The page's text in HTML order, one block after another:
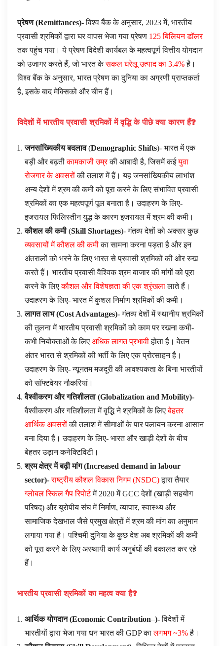
प्रेषण (Remittances)-विश्व बैंक के अनुसार, 2023 में, भारतीय
प्रवासी श्रमिकों द्वारा घर वापस भेजा गया प्रेषण 125 बिलियन डॉलर
तक पहुंच गया। ये प्रेषण विदेशी कार्यबल के महत्वपूर्ण वित्तीय योगदान
को उजागर करते हैं, जो भारत केसकल घरेलू उत्पाद का 3.4%है।
विश्व बैंक के अनुसार, भारत प्रेषण का दुनिया का अग्रणी प्राप्तकर्ता
है, इसके बाद मेक्सिको और चीन हैं।
विदेशों में भारतीय प्रवासी श्रमिकों में वृद्धि के पीछे क्या कारण हैं?
जनसांख्यिकीय बदलाव(Demographic Shifts)- भारत में एक
बड़ी और बढ़तीकामकाजी उम्रकी आबादी है, जिसमें कईयुवा
रोजगार के अवसरोंकी तलाश में हैं। यह जनसांख्यिकीय लाभांश
अन्य देशों में श्रम की कमी को पूरा करने के लिए संभावित प्रवासी
श्रमिकों का एक महत्वपूर्ण पूल बनाता है। उदाहरण के लिए-
इजरायल फिलिस्तीन युद्ध के कारण इजरायल में श्रम की कमी।
कौशल की कमी(Skill Shortages)- गंतव्य देशों को अक्सर कुछ
व्यवसायों में कौशल की कमीका सामना करना पड़ता है और इन
अंतरालों को भरने के लिए भारत से प्रवासी श्रमिकों की ओर रुख
करते हैं। भारतीय प्रवासी वैश्विक श्रम बाजार की मांगों को पूरा
करने के लिएकौशल और विशेषज्ञता की एक श्रृंखलालाते हैं।
उदाहरण के लिए- भारत में कुशल निर्माण श्रमिकों की कमी।
लागत लाभ (Cost Advantages)-गंतव्य देशों में स्थानीय श्रमिकों
की तुलना में भारतीय प्रवासी श्रमिकों को काम पर रखना कभी-
कभी नियोक्ताओं के लिए अधिक लागत प्रभावीहोता है। वेतन
अंतर भारत से श्रमिकों की भर्ती के लिए एक प्रोत्साहन है।
उदाहरण के लिए- न्यूनतम मजदूरी की आवश्यकता के बिना भारतीयों
को सॉफ्टवेयर नौकरियां।
वैश्वीकरण और गतिशीलता (Globalization and Mobility)-
वैश्वीकरण और गतिशीलता में वृद्धि ने श्रमिकों के लिएबेहतर
आर्थिक अवसरोंकी तलाश में सीमाओं के पार पलायन करना आसान
बना दिया है। उदाहरण के लिए- भारत और खाड़ी देशों के बीच
बेहतर उड़ान कनेक्टिविटी।
श्रम क्षेत्र में बढ़ी मांग (Increased demand in labour
sector)- राष्ट्रीय कौशल विकास निगम (NSDC)द्वारा तैयार
ग्लोबल स्किल गैप रिपोर्टमें 2020 में GCC देशों (खाड़ी सहयोग
परिषद) और यूरोपीय संघ में निर्माण, व्यापार, स्वास्थ्य और
सामाजिक देखभाल जैसे प्रमुख क्षेत्रों में श्रम की मांग का अनुमान
लगाया गया है। पश्चिमी दुनिया के कुछ देश अब श्रमिकों की कमी
को पूरा करने के लिए अस्थायी कार्य अनुबंधों की वकालत कर रहे
हैं।
भारतीय प्रवासी श्रमिकों का महत्व क्या है?
आर्थिक योगदान (Economic Contribution–)-विदेशों में
भारतीयों द्वारा भेजा गया धन भारत की GDP कालगभग ~3%है।